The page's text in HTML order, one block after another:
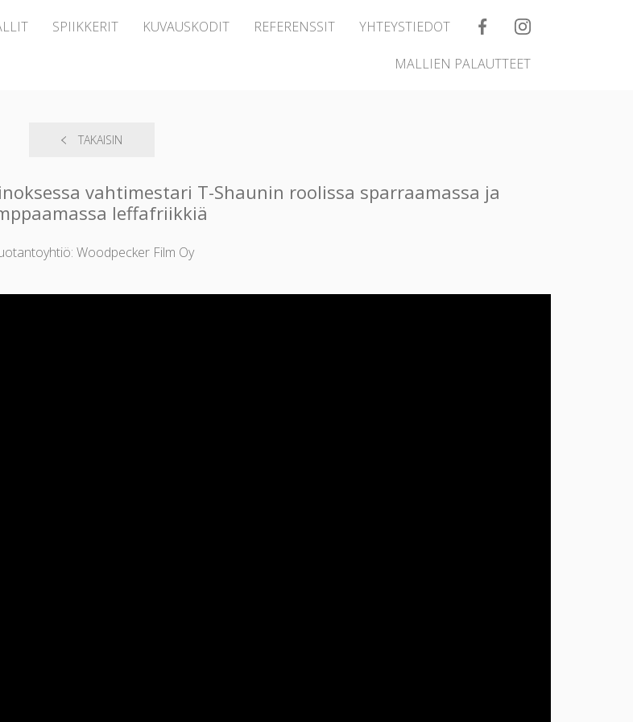
SPIIKKERIT KUVAUSKODIT REFERENSSIT YHTEYSTIEDOT
MALLIEN PALAUTTEET
TAKAISIN
vahtimestari T-Shaunin roolissa sparraamassa ja
leffafriikkiä
Woodpecker Film Oy